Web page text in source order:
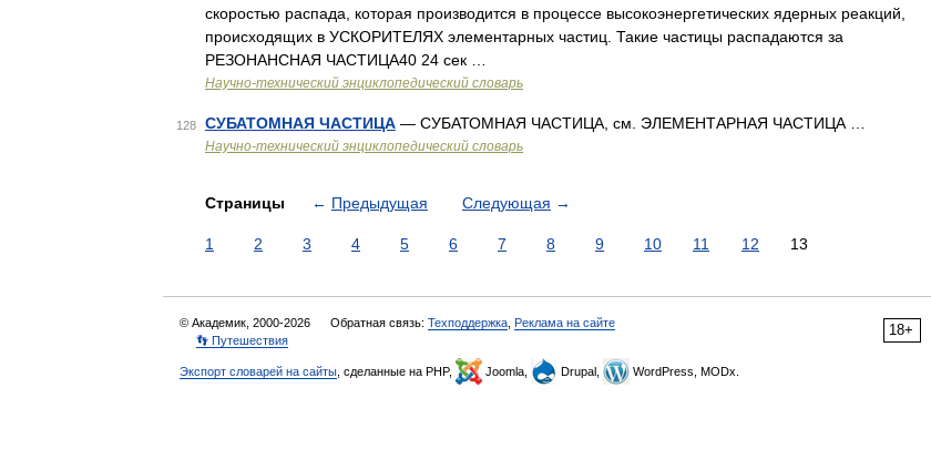
скоростью распада, которая производится в процессе высокоэнергетических ядерных реакций,
происходящих в УСКОРИТЕЛЯХ элементарных частиц. Такие частицы распадаются за
РЕЗОНАНСНАЯ ЧАСТИЦА40 24 сек …
Научно-технический энциклопедический словарь
128 СУБАТОМНАЯ ЧАСТИЦА — СУБАТОМНАЯ ЧАСТИЦА, см. ЭЛЕМЕНТАРНАЯ ЧАСТИЦА …
Научно-технический энциклопедический словарь
Страницы ← Предыдущая Следующая →
1 2 3 4 5 6 7 8 9 10 11 12 13
18+
© Академик, 2000-2026 Обратная связь: Техподдержка Реклама на сайте
👣 Путешествия
Экспорт словарей на сайты , сделанные на PHP, Joomla, Drupal, WordPress, MODx.